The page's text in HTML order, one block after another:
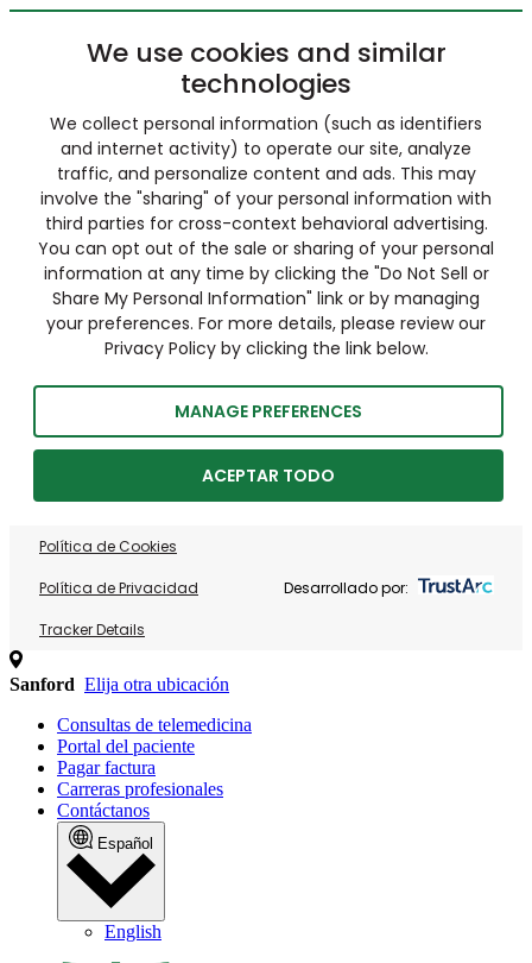
We use cookies and similar
technologies
We collect personal information (such as identifiers
and internet activity) to operate our site, analyze
traffic, and personalize content and ads. This may
involve the "sharing" of your personal information with
third parties for cross-context behavioral advertising.
You can opt out of the sale or sharing of your personal
information at any time by clicking the "Do Not Sell or
Share My Personal Information" link or by managing
your preferences. For more details, please review our
Privacy Policy by clicking the link below.
MANAGE PREFERENCES
ACEPTAR TODO
Política de Cookies
Política de Privacidad
Tracker Details
Desarrollado por:
Sanford Elija otra ubicación
Consultas de telemedicina
Portal del paciente
Pagar factura
Carreras profesionales
Contáctanos
Español
English